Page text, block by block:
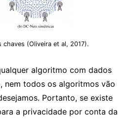
chaves (Oliveira et al, 2017).
algoritmo com dados
nem todos os algoritmos vão
Portanto, se existe
a privacidade por conta da